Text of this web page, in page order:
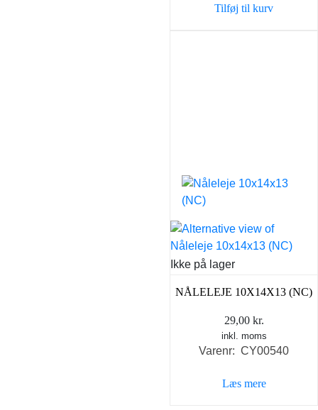
89,00 kr..
Tilføj til kurv
Ikke på lager
NÅLELEJE 10X14X13 (NC)
29,00 kr.
inkl. moms
Varenr: CY00540
Læs mere